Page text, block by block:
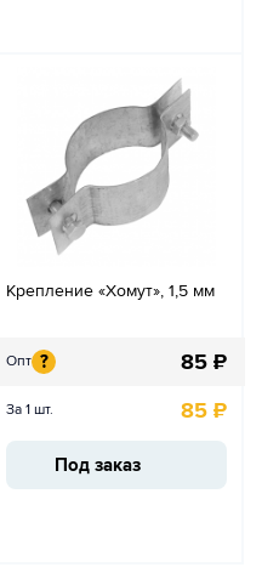
Крепление «Хомут», 1,5 мм
Опт ? 85 ₽
За 1 шт. 85 ₽
Под заказ